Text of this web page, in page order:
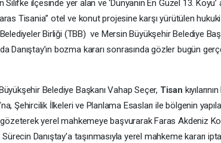
Silifke ilçesinde yer alan ve ‘Dünyanın En Güzel 13.
Tisania” otel ve konut projesine karşı yürütülen
Birliği (TBB) ve Mersin Büyükşehir Belediye
Danıştay’ın bozma kararı sonrasında gözler bugün
Belediye Başkanı Vahap Seçer, Tisan
Şehircilik İlkeleri ve Planlama Esasları ile bölgenin
gözeterek yerel mahkemeye başvurarak Faras Akdeniz
Sürecin Danıştay’a taşınmasıyla yerel mahkeme kararı